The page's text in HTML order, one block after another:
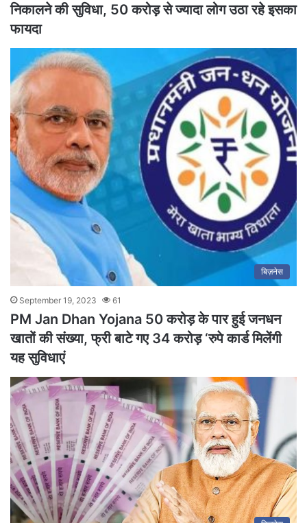
निकालने की सुविधा, 50 करोड़ से ज्यादा लोग उठा रहे इसका
फायदा
बिज़नेस
September 19, 2023 61
PM Jan Dhan Yojana 50 करोड़ के पार हुई जनधन
खातों की संख्या, फ्री बाटे गए 34 करोड़ ‘रुपे कार्ड मिलेंगी
यह सुविधाएं